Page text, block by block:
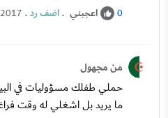
0 اعجبني .اضف رد.
من مجهول
حملي طفلك مسؤوليات في
ما يريد بل اشغلي له وقت